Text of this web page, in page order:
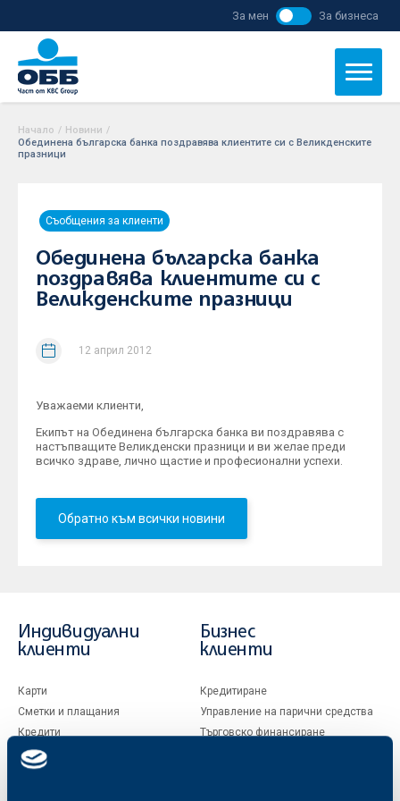
За мен За бизнеса
Начало / Новини /
Обединена българска банка поздравява клиентите си с Великденските
празници
Съобщения за клиенти
Обединена българска банка
поздравява клиентите си с
Великденските празници
12 април 2012
Уважаеми клиенти,
Екипът на Обединена българска банка ви поздравява с
настъпващите Великденски празници и ви желае преди
всичко здраве, лично щастие и професионални успехи.
Обратно към всички новини
Индивидуални
клиенти
Карти
Сметки и плащания
Кредити
Спестявания и инвестиции
Частно банкиране
Бизнес
клиенти
Кредитиране
Управление на парични средства
Търговско финансиране